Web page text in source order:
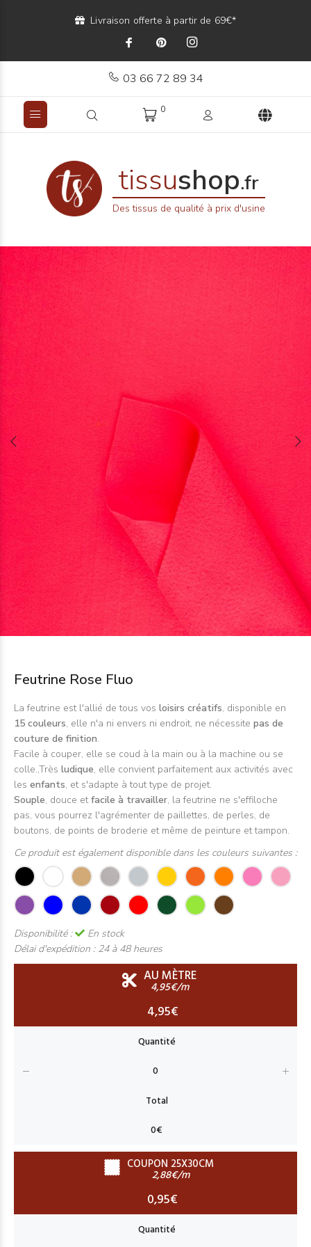
Livraison offerte à partir de 69€*
03 66 72 89 34
0
tissushop.fr
Des tissus de qualité à prix d'usine
Feutrine Rose Fluo
La feutrine est l'allié de tous vos loisirs créatifs, disponible en
15 couleurs, elle n'a ni envers ni endroit, ne nécessite pas de
couture de finition.
Facile à couper, elle se coud à la main ou à la machine ou se
colle.,Très ludique, elle convient parfaitement aux activités avec
les enfants, et s'adapte à tout type de projet.
Souple, douce etfacile à travailler, la feutrine ne s'effiloche
pas, vous pourrez l'agrémenter de paillettes, de perles, de
boutons, de points de broderie et même de peinture et tampon.
Ce produit est également disponible dans les couleurs suivantes :
Disponibilité :
En stock
Délai d'expédition : 24 à 48 heures
AU MÈTRE
4,95€/m
4,95€
COUPON 25X30CM
2,88€/m
0,95€